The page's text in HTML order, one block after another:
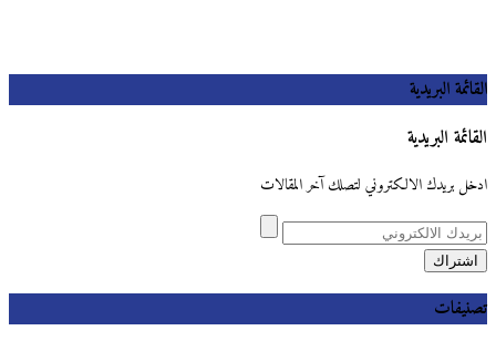
القائمة البريدية
القائمة البريدية
ادخل بريدك الالكتروني لتصلك آخر المقالات
تصنيفات